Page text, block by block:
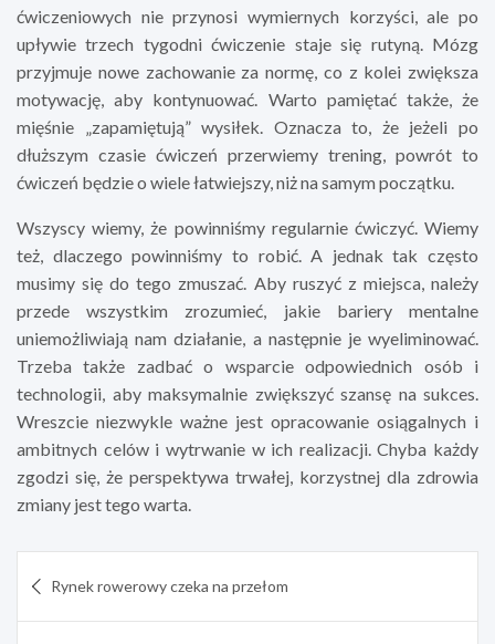
ćwiczeniowych nie przynosi wymiernych korzyści, ale po
upływie trzech tygodni ćwiczenie staje się rutyną. Mózg
przyjmuje nowe zachowanie za normę, co z kolei zwiększa
motywację, aby kontynuować. Warto pamiętać także, że
mięśnie „zapamiętują” wysiłek. Oznacza to, że jeżeli po
dłuższym czasie ćwiczeń przerwiemy trening, powrót to
ćwiczeń będzie o wiele łatwiejszy, niż na samym początku.
Wszyscy wiemy, że powinniśmy regularnie ćwiczyć. Wiemy
też, dlaczego powinniśmy to robić. A jednak tak często
musimy się do tego zmuszać. Aby ruszyć z miejsca, należy
przede wszystkim zrozumieć, jakie bariery mentalne
uniemożliwiają nam działanie, a następnie je wyeliminować.
Trzeba także zadbać o wsparcie odpowiednich osób i
technologii, aby maksymalnie zwiększyć szansę na sukces.
Wreszcie niezwykle ważne jest opracowanie osiągalnych i
ambitnych celów i wytrwanie w ich realizacji. Chyba każdy
zgodzi się, że perspektywa trwałej, korzystnej dla zdrowia
zmiany jest tego warta.
wpisu
Rynek rowerowy czeka na przełom